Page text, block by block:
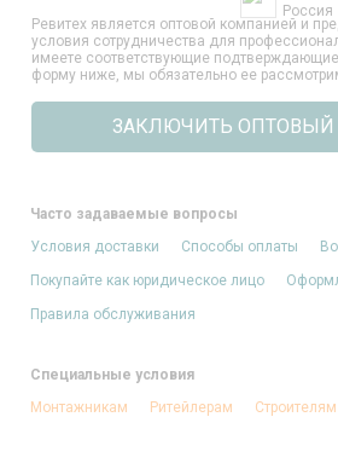
Россия
Ревитех является оптовой компанией и
условия сотрудничества для
имеете соответствующие
форму ниже, мы обязательно ее
ЗАКЛЮЧИТЬ ОПТОВЫЙ
Часто задаваемые вопросы
Условия доставки
Способы оплаты
Покупайте как юридическое лицо
Правила обслуживания
Специальные условия
Монтажникам
Ритейлерам Строителям